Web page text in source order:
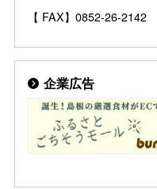
【 FAX】0852-26-2142
企業広告